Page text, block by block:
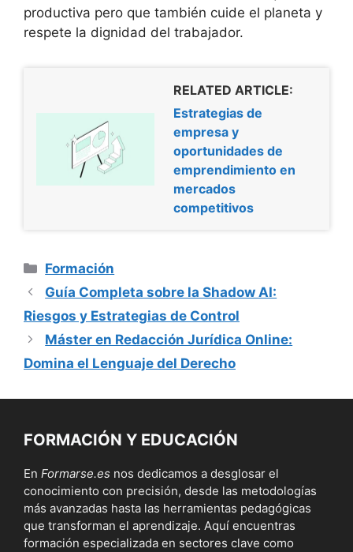
productiva pero que también cuide el planeta y
respete la dignidad del trabajador.
RELATED ARTICLE:
Estrategias de
empresa y
oportunidades de
emprendimiento en
mercados
competitivos
Categorías
Formación
Guía Completa sobre la Shadow AI:
Riesgos y Estrategias de Control
Máster en Redacción Jurídica Online:
Domina el Lenguaje del Derecho
FORMACIÓN Y EDUCACIÓN
En Formarse.es nos dedicamos a desglosar el
conocimiento con precisión, desde las metodologías
más avanzadas hasta las herramientas pedagógicas
que transforman el aprendizaje. Aquí encuentras
formación especializada en sectores clave como